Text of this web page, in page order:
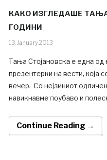
КАКО ИЗГЛЕДАШЕ
ГОДИНИ
13.January.2013
Тања Стојановска е една од
презентерки на вести, која
вечер. Со нејзиниот
навикнавме поубаво и
Continue Reading →